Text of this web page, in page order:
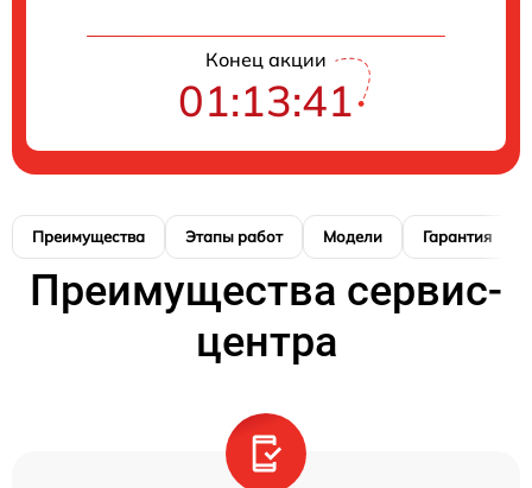
Конец акции
01:13:41
Преимущества Этапы работ Модели Гарантия
Преимущества сервис-
центра